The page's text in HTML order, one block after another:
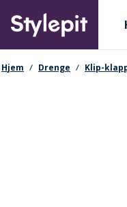
main
content
Primary
navigationssti
Hjem Drenge Klip-